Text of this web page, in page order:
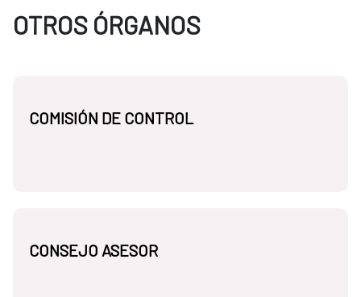
OTROS ÓRGANOS
COMISIÓN DE CONTROL
CONSEJO ASESOR